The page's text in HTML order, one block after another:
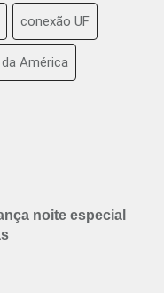
conexão UF
América
noite especial